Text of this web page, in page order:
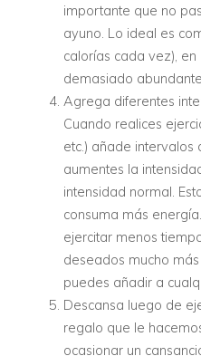
importante que no
ayuno. Lo ideal es
calorías cada vez),
demasiado
Agrega diferentes
Cuando realices
etc.) añade intervalos
aumentes la
intensidad normal.
consuma más
ejercitar menos
deseados mucho
puedes añadir a
Descansa luego de
regalo que le
ocasionar un